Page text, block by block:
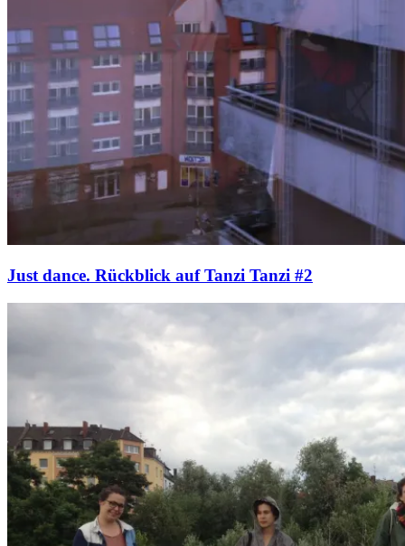
Just dance. Rückblick auf Tanzi Tanzi #2